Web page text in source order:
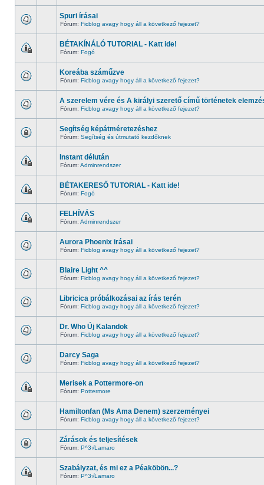
Spuri írásai
Fórum: Ficblog avagy hogy áll a következő fejezet?
BÉTAKÍNÁLÓ TUTORIAL - Katt ide!
Fórum: Fogó
Koreába száműzve
Fórum: Ficblog avagy hogy áll a következő fejezet?
A szerelem vére és A királyi szerető című történetek
Fórum: Ficblog avagy hogy áll a következő fejezet?
Segítség képátméretezéshez
Fórum: Segítség és útmutató kezdőknek
Instant délután
Fórum: Adminrendszer
BÉTAKERESŐ TUTORIAL - Katt ide!
Fórum: Fogó
FELHÍVÁS
Fórum: Adminrendszer
Aurora Phoenix irásai
Fórum: Ficblog avagy hogy áll a következő fejezet?
Blaire Light ^^
Fórum: Ficblog avagy hogy áll a következő fejezet?
Libricica próbálkozásai az írás terén
Fórum: Ficblog avagy hogy áll a következő fejezet?
Dr. Who Új Kalandok
Fórum: Ficblog avagy hogy áll a következő fejezet?
Darcy Saga
Fórum: Ficblog avagy hogy áll a következő fejezet?
Merisek a Pottermore-on
Fórum: Pottermore
Hamiltonfan (Ms Ama Denem) szerzeményei
Fórum: Ficblog avagy hogy áll a következő fejezet?
Zárások és teljesítések
Fórum: P^3√Lamaro
Szabályzat, és mi ez a Péaköbön...?
Fórum: P^3√Lamaro